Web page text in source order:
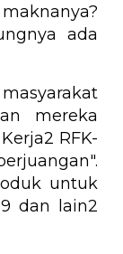
ada
mereka
RFK-
untuk
dan lain2